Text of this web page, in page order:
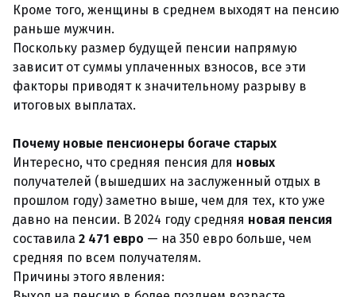
Кроме того, женщины в среднем выходят на пенсию
раньше мужчин.
Поскольку размер будущей пенсии напрямую
зависит от суммы уплаченных взносов, все эти
факторы приводят к значительному разрыву в
итоговых выплатах.
Почему новые пенсионеры богаче старых
Интересно, что средняя пенсия для новых
получателей (вышедших на заслуженный отдых в
прошлом году) заметно выше, чем для тех, кто уже
давно на пенсии. В 2024 году средняя новая пенсия
составила 2 471 евро — на 350 евро больше, чем
средняя по всем получателям.
Причины этого явления: